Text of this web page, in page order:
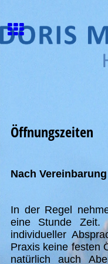
Öffnungszeiten
Nach Vereinbarung
In der Regel
eine Stunde Zeit.
individueller
Praxis keine festen
natürlich auch